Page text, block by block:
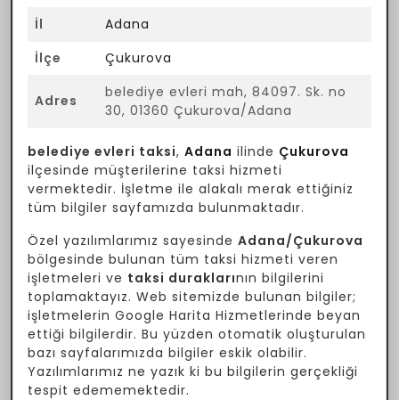
İl
Adana
İlçe
Çukurova
Adres
belediye evleri mah, 84097. Sk. no
30, 01360 Çukurova/Adana
belediye evleri taksi, Adana ilinde Çukurova
ilçesinde müşterilerine taksi hizmeti
vermektedir. İşletme ile alakalı merak ettiğiniz
tüm bilgiler sayfamızda bulunmaktadır.
Özel yazılımlarımız sayesinde Adana/Çukurova
bölgesinde bulunan tüm taksi hizmeti veren
işletmeleri ve taksi duraklarının bilgilerini
toplamaktayız. Web sitemizde bulunan bilgiler;
işletmelerin Google Harita Hizmetlerinde beyan
ettiği bilgilerdir. Bu yüzden otomatik oluşturulan
bazı sayfalarımızda bilgiler eskik olabilir.
Yazılımlarımız ne yazık ki bu bilgilerin gerçekliği
tespit edememektedir.